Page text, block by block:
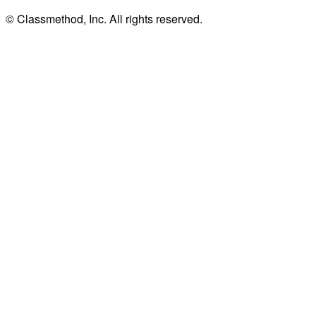
© Classmethod, Inc. All rights reserved.